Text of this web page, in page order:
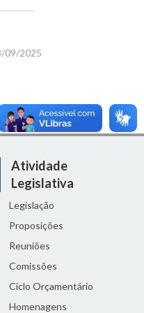
09/2025
Atividade
Legislativa
Legislação
Proposições
Reuniões
Comissões
Ciclo Orçamentário
Homenagens